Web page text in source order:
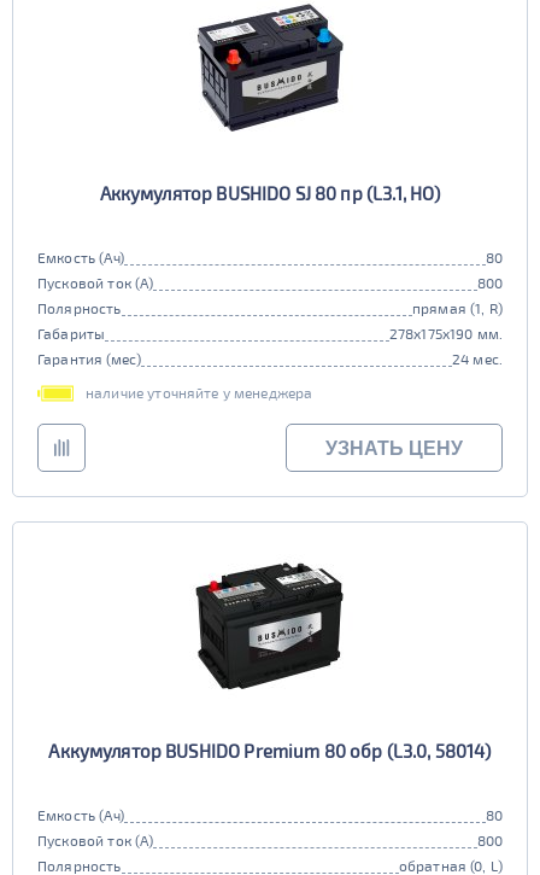
Аккумулятор BUSHIDO SJ 80 пр (L3.1, HO)
Емкость (Ач)
80
Пусковой ток (А)
800
Полярность
прямая (1, R)
Габариты
278x175x190 мм.
Гарантия (мес)
24 мес.
наличие уточняйте у менеджера
УЗНАТЬ ЦЕНУ
Аккумулятор BUSHIDO Premium 80 обр (L3.0, 58014)
Емкость (Ач)
80
Пусковой ток (А)
800
Полярность
обратная (0, L)